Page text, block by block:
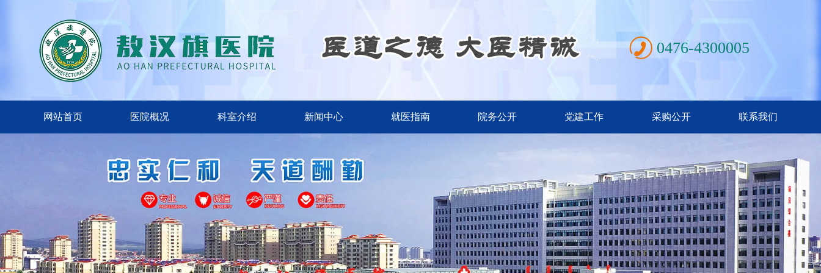
0476-4300005
网站首页 医院概况 科室介绍 新闻中心 就医指南 院务公开 党建工作 采购公开 联系我们